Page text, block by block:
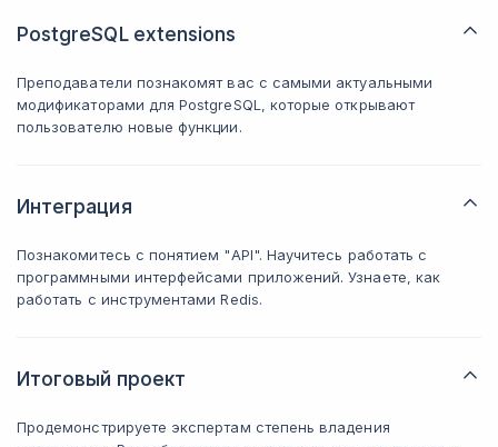
PostgreSQL extensions
Преподаватели познакомят вас с самыми актуальными
модификаторами для PostgreSQL, которые открывают
пользователю новые функции.
Интеграция
Познакомитесь с понятием "API". Научитесь работать с
программными интерфейсами приложений. Узнаете, как
работать с инструментами Redis.
Итоговый проект
Продемонстрируете экспертам степень владения